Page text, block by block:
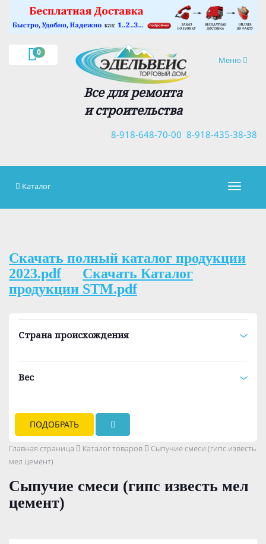
0
Навигация
Меню
Все для ремонта
и строительства
8-918-435-38-38
8-918-648-70-00
×
Каталог
Скачать полный каталог продукции
2023.pdf
Скачать Каталог
продукции STM.pdf
Страна происхождения
Вес
ПОДОБРАТЬ
Главная страница Каталог товаров
Сыпучие смеси (гипс известь
мел цемент)
Сыпучие смеси (гипс известь мел
цемент)